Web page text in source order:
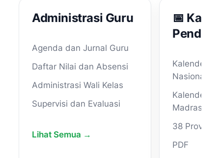
Administrasi Guru
Agenda dan Jurnal Guru
Daftar Nilai dan Absensi
Administrasi Wali Kelas
Supervisi dan Evaluasi
Lihat Semua →
📅
Kalender
Nasional
Kalender
Madrasah
38 Provinsi
PDF